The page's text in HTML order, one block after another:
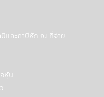
องกับหมายเรียก
รือข้อกำหนดทาง
ยหรือกฎข้อบังคับ
ของเขตอำนาจ
การหรือบริษัทใน
ณีที่บริษัทฯต้องทำ
ฎหมายดังกล่าว
ดุลยพินิจว่าการ
และภาษีหัก ณ ที่จ่าย
หุ้น